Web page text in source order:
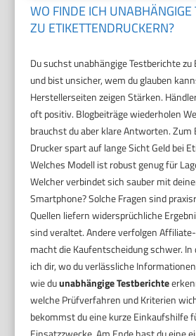
WO FINDE ICH UNABHÄNGIGE
ZU ETIKETTENDRUCKERN?
Du suchst unabhängige Testberichte
und bist unsicher, wem du glauben
Herstellerseiten zeigen Stärken.
oft positiv. Blogbeiträge wiederholen
brauchst du aber klare Antworten. Zum
Drucker spart auf lange Sicht Geld bei
Welches Modell ist robust genug für
Welcher verbindet sich sauber mit
Smartphone? Solche Fragen sind
Quellen liefern widersprüchliche
sind veraltet. Andere verfolgen
macht die Kaufentscheidung schwer.
ich dir, wo du verlässliche
wie duunabhängige Testberichte
welche Prüfverfahren und Kriterien
bekommst du eine kurze Einkaufshilfe